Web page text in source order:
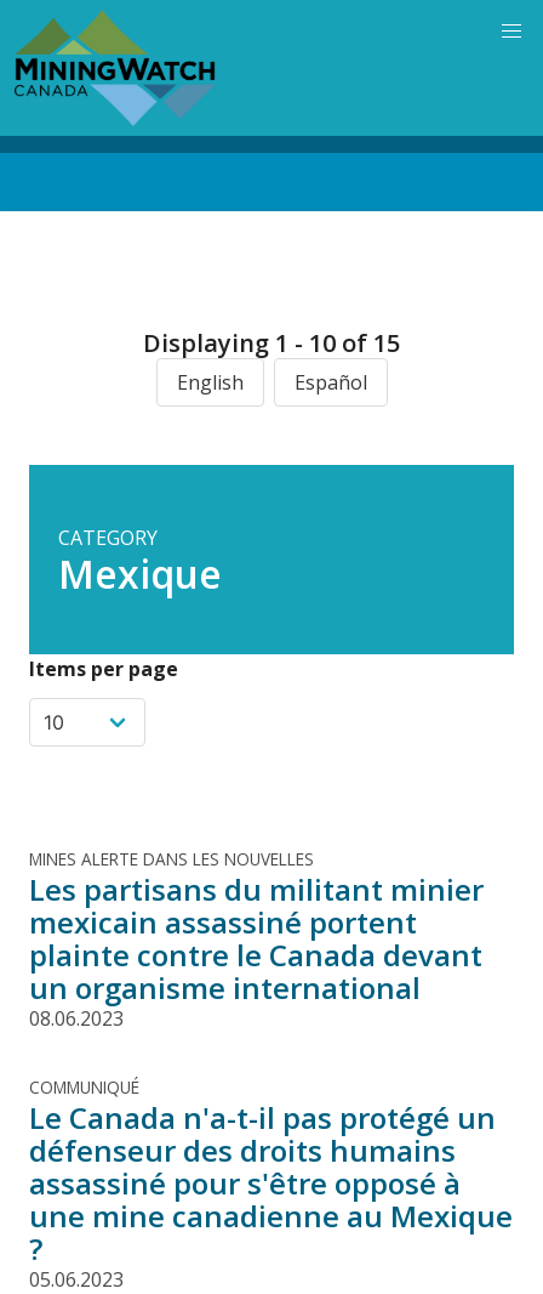
main
content
Displaying 1 - 10 of 15
English Español
CATEGORY
Mexique
Items per page
MINES ALERTE DANS LES NOUVELLES
Les partisans du militant minier
mexicain assassiné portent
plainte contre le Canada devant
un organisme international
08.06.2023
COMMUNIQUÉ
Le Canada n'a-t-il pas protégé un
défenseur des droits humains
assassiné pour s'être opposé à
une mine canadienne au Mexique
?
05.06.2023